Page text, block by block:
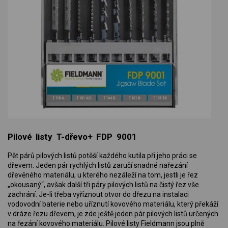
Pilové listy T-dřevo+ FDP 9001
Pět párů pilových listů potěší každého kutila při jeho práci se
dřevem. Jeden pár rychlých listů zaručí snadné nařezání
dřevěného materiálu, u kterého nezáleží na tom, jestli je řez
„okousaný“, avšak další tři páry pilových listů na čistý řez vše
zachrání. Je-li třeba vyříznout otvor do dřezu na instalaci
vodovodní baterie nebo uříznutí kovového materiálu, který překáží
v dráze řezu dřevem, je zde ještě jeden pár pilových listů určených
na řezání kovového materiálu. Pilové listy Fieldmann jsou plně